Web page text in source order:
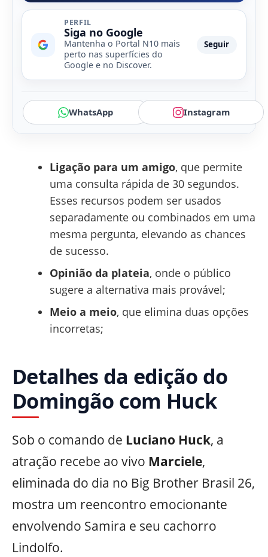
PERFIL
Siga no Google
Mantenha o Portal N10 mais
perto nas superfícies do
Google e no Discover.
Seguir
WhatsApp Instagram
Ligação para um amigo, que permite
uma consulta rápida de 30 segundos.
Esses recursos podem ser usados
separadamente ou combinados em uma
mesma pergunta, elevando as chances
de sucesso.
Opinião da plateia, onde o público
sugere a alternativa mais provável;
Meio a meio, que elimina duas opções
incorretas;
Detalhes da edição do
Domingão com Huck
Sob o comando de Luciano Huck, a
atração recebe ao vivo Marciele,
eliminada do dia no Big Brother Brasil 26,
mostra um reencontro emocionante
envolvendo Samira e seu cachorro
Lindolfo.